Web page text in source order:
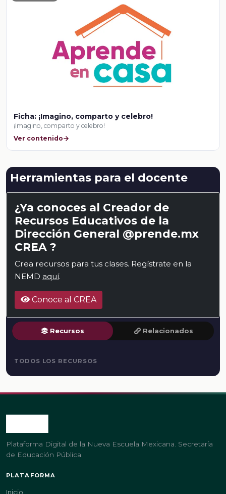
Ficha: ¡Imagino, comparto y celebro!
¡Imagino, comparto y celebro!
Ver contenido
Herramientas para el docente
¿Ya conoces al Creador de
Recursos Educativos de la
Dirección General @prende.mx
CREA ?
Crea recursos para tus clases. Regístrate en la
NEMD aquí.
Conoce al CREA
Recursos Relacionados
TODOS LOS RECURSOS
Plataforma Digital de la Nueva Escuela Mexicana. Secretaría
de Educación Pública.
PLATAFORMA
Inicio